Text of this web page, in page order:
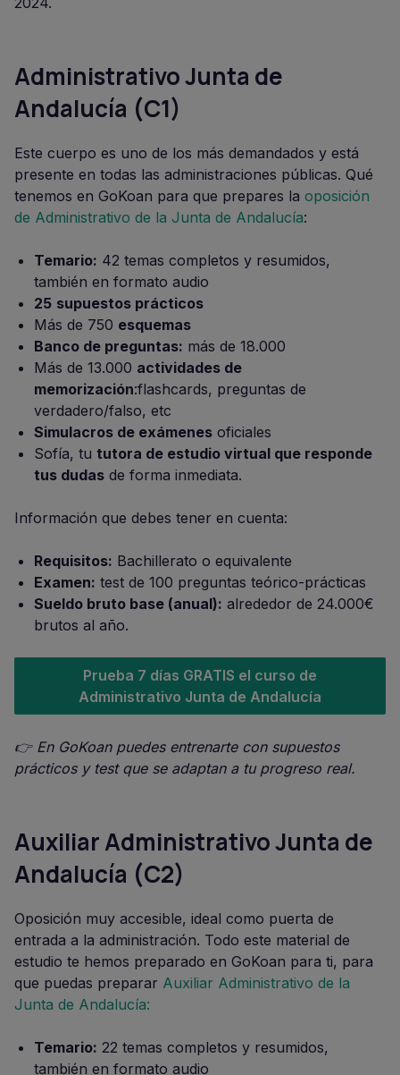
Administrativo Junta de
Andalucía (C1)
Este cuerpo es uno de los más demandados y está
presente en todas las administraciones públicas. Qué
tenemos en GoKoan para que prepares la oposición
de Administrativo de la Junta de Andalucía:
Temario: 42 temas completos y resumidos,
también en formato audio
25 supuestos prácticos
Más de 750 esquemas
Banco de preguntas: más de 18.000
Más de 13.000 actividades de
memorización:flashcards, preguntas de
verdadero/falso, etc
Simulacros de exámenes oficiales
Sofía, tu tutora de estudio virtual que responde
tus dudas de forma inmediata.
Información que debes tener en cuenta:
Requisitos: Bachillerato o equivalente
Examen: test de 100 preguntas teórico-prácticas
Sueldo bruto base (anual): alrededor de 24.000€
brutos al año.
Prueba 7 días GRATIS el curso de
Administrativo Junta de Andalucía
👉 En GoKoan puedes entrenarte con supuestos
prácticos y test que se adaptan a tu progreso real.
Auxiliar Administrativo Junta de
Andalucía (C2)
Oposición muy accesible, ideal como puerta de
entrada a la administración. Todo este material de
estudio te hemos preparado en GoKoan para ti, para
que puedas preparar Auxiliar Administrativo de la
Junta de Andalucía:
Temario: 22 temas completos y resumidos,
también en formato audio